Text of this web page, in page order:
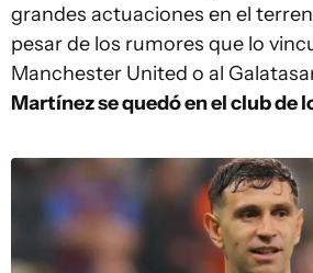
grandes actuaciones en el
pesar de los rumores que lo
Manchester United o al
Martínez se quedó en el club de